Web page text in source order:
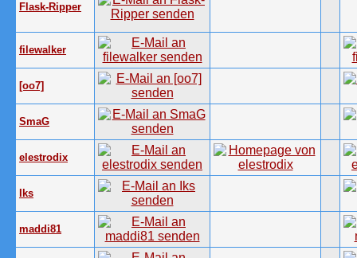
Flask-Ripper
filewalker
[oo7]
SmaG
elestrodix
Iks
maddi81